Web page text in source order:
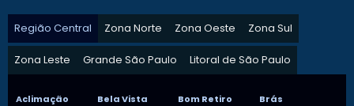
Região Central Zona Norte Zona Oeste Zona Sul
Zona Leste Grande São Paulo Litoral de São Paulo
Aclimação Bela Vista Bom Retiro
Brás